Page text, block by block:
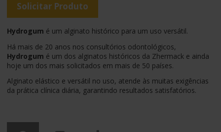
Solicitar Produto
Hydrogum é um alginato histórico para um uso versátil.
Há mais de 20 anos nos consultórios odontológicos,
Hydrogum é um dos alginatos históricos da Zhermack e ainda
hoje um dos mais solicitados em mais de 50 países.
Alginato elástico e versátil no uso, atende às muitas exigências
da prática clínica diária, garantindo resultados satisfatórios.